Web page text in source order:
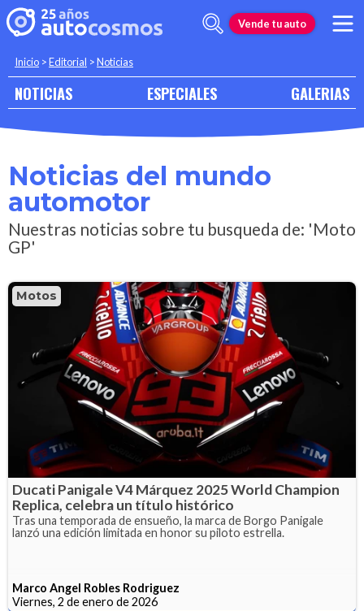
Vende tu auto
Inicio >Editorial >Noticias
NOTICIAS ESPECIALES GALERIAS
Noticias del mundo
automotor
Nuestras noticias sobre tu busqueda de: 'Moto
GP'
Motos
Ducati Panigale V4 Márquez 2025 World Champion
Replica, celebra un título histórico
Tras una temporada de ensueño, la marca de Borgo Panigale
lanzó una edición limitada en honor su piloto estrella.
Marco Angel Robles Rodriguez
Viernes, 2 de enero de 2026